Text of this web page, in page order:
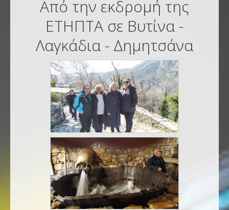
Από την εκδρομή της
ΕΤΗΠΤΑ σε Βυτίνα -
Λαγκάδια - Δημητσάνα